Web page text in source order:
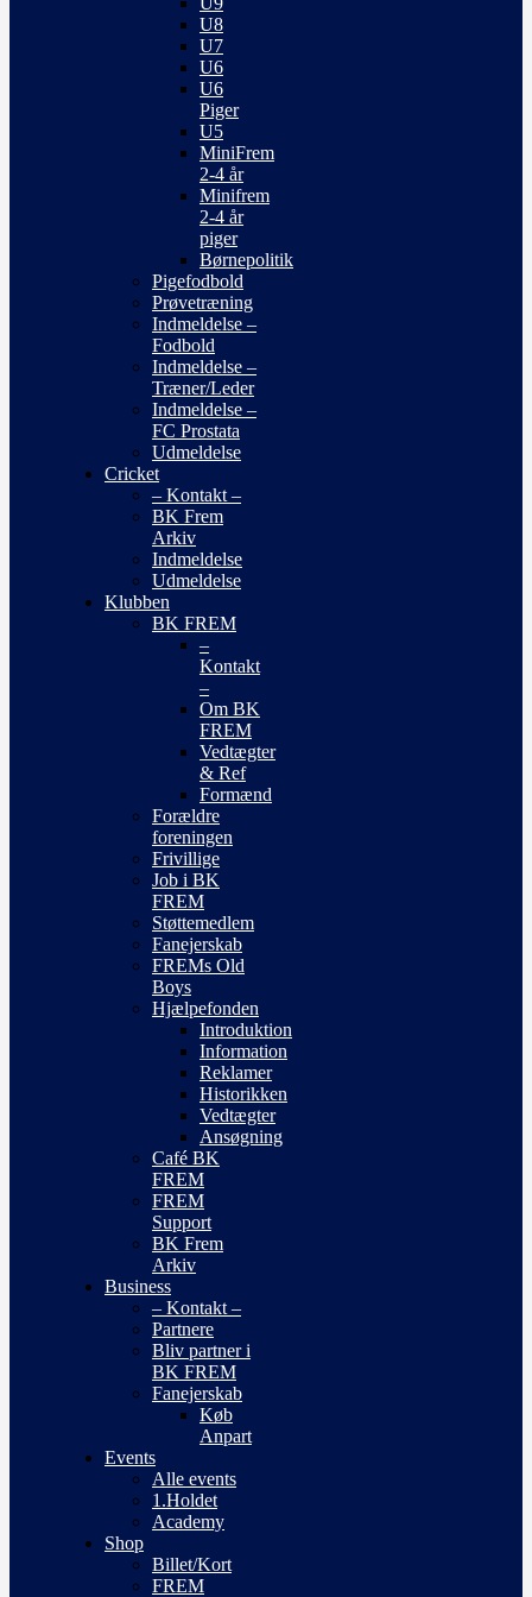
U8
U7
U6
U6
Piger
U5
MiniFrem
2-4 år
Minifrem
2-4 år
piger
Børnepolitik
Pigefodbold
Prøvetræning
Indmeldelse –
Fodbold
Indmeldelse –
Træner/Leder
Indmeldelse –
FC Prostata
Udmeldelse
Cricket
– Kontakt –
BK Frem
Arkiv
Indmeldelse
Udmeldelse
Klubben
BK FREM
–
Kontakt
–
Om BK
FREM
Vedtægter
& Ref
Formænd
Forældre
foreningen
Frivillige
Job i BK
FREM
Støttemedlem
Fanejerskab
FREMs Old
Boys
Hjælpefonden
Introduktion
Information
Reklamer
Historikken
Vedtægter
Ansøgning
Café BK
FREM
FREM
Support
BK Frem
Arkiv
Business
– Kontakt –
Partnere
Bliv partner i
BK FREM
Fanejerskab
Køb
Anpart
Events
Alle events
1.Holdet
Academy
Shop
Billet/Kort
FREM